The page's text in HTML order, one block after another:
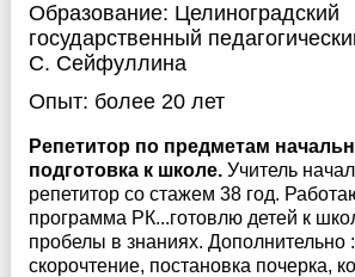
Образование: Целиноградский
государственный
С. Сейфуллина
Опыт: более 20 лет
Репетитор по предметам
подготовка к школе. Учитель
репетитор со стажем 38 год.
программа РК...готовлю детей к
пробелы в знаниях. Дополнительно
скорочтение, постановка почерка,